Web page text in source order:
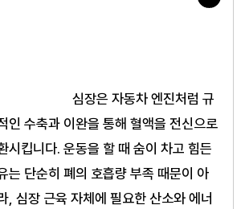
심장은 자동차 엔진처럼 규
인 수축과 이완을 통해 혈액을 전신으로
시킵니다. 운동을 할 때 숨이 차고 힘든
는 단순히 폐의 호흡량 부족 때문이 아
, 심장 근육 자체에 필요한 산소와 에너